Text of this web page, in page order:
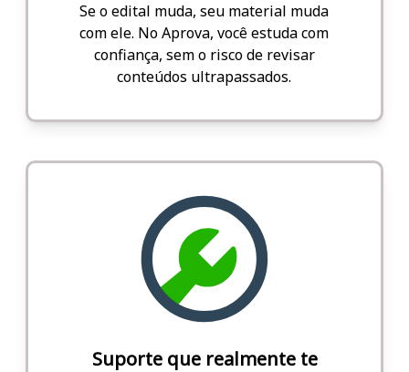
Se o edital muda, seu material muda
com ele. No Aprova, você estuda com
confiança, sem o risco de revisar
conteúdos ultrapassados.
Suporte que realmente te